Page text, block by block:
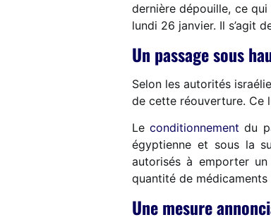
dernière dépouille, ce
lundi 26 janvier. Il s’agit
Un passage sous
Selon les autorités
de cette réouverture. Ce
Leconditionnement du
égyptienne et sous la
autorisés à emporter
quantité de médicaments
Une mesure